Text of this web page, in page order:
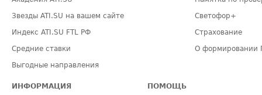
Звезды ATI.SU на вашем сайте
Индекс ATI.SU FTL РФ
Средние ставки
Выгодные направления
Светофор+
Страхование
О формировании
ИНФОРМАЦИЯ ПОМОЩЬ